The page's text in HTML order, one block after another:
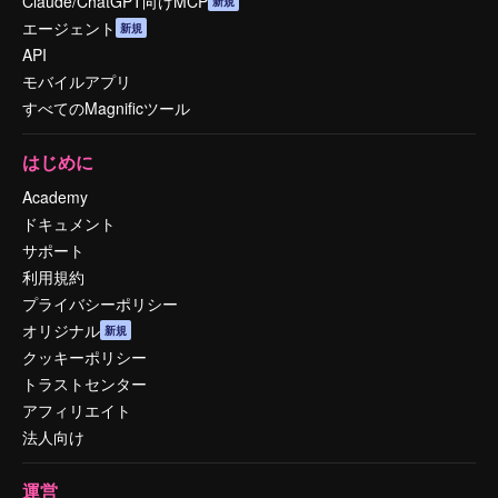
エージェント 新規
API
モバイルアプリ
すべてのMagnificツール
はじめに
Academy
ドキュメント
サポート
利用規約
プライバシーポリシー
オリジナル 新規
クッキーポリシー
トラストセンター
アフィリエイト
法人向け
運営